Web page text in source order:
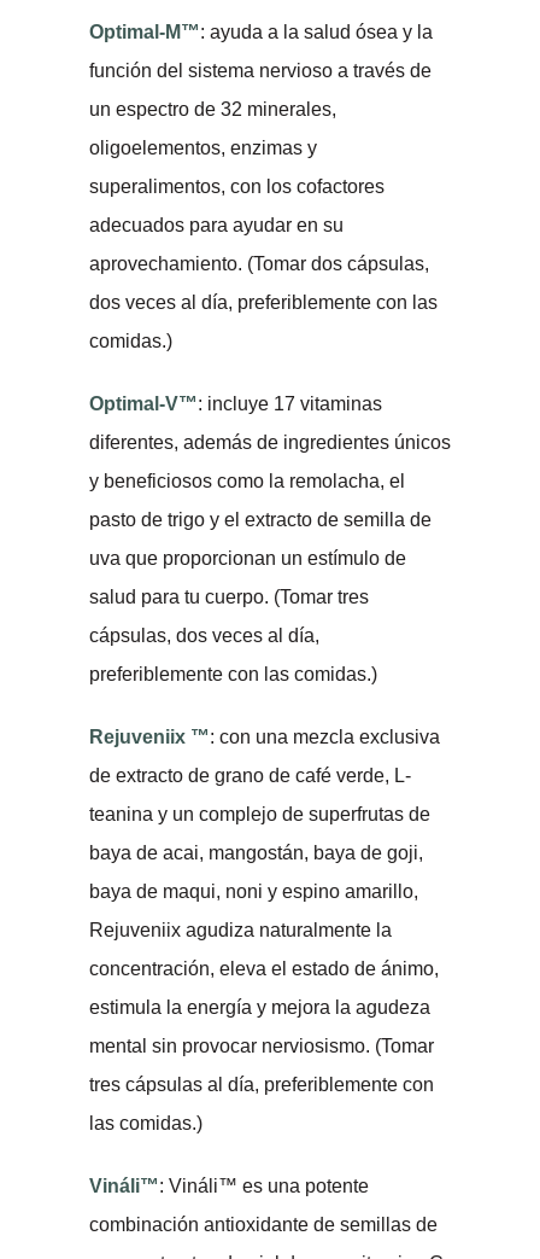
Optimal-M™: ayuda a la salud ósea y la
función del sistema nervioso a través de
un espectro de 32 minerales,
oligoelementos, enzimas y
superalimentos, con los cofactores
adecuados para ayudar en su
aprovechamiento. (Tomar dos cápsulas,
dos veces al día, preferiblemente con las
comidas.)
Optimal-V™: incluye 17 vitaminas
diferentes, además de ingredientes únicos
y beneficiosos como la remolacha, el
pasto de trigo y el extracto de semilla de
uva que proporcionan un estímulo de
salud para tu cuerpo. (Tomar tres
cápsulas, dos veces al día,
preferiblemente con las comidas.)
Rejuveniix ™: con una mezcla exclusiva
de extracto de grano de café verde, L-
teanina y un complejo de superfrutas de
baya de acai, mangostán, baya de goji,
baya de maqui, noni y espino amarillo,
Rejuveniix agudiza naturalmente la
concentración, eleva el estado de ánimo,
estimula la energía y mejora la agudeza
mental sin provocar nerviosismo. (Tomar
tres cápsulas al día, preferiblemente con
las comidas.)
Vináli™: Vináli™ es una potente
combinación antioxidante de semillas de